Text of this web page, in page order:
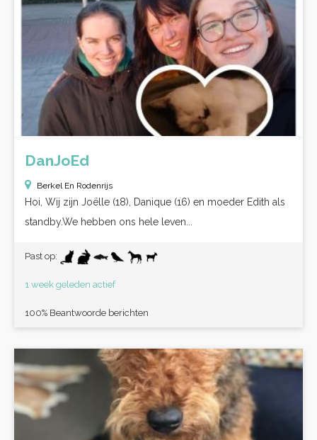
DanJoEd
Berkel En Rodenrijs
Hoi, Wij zijn Joëlle (18), Danique (16) en moeder Edith als
standby.We hebben ons hele leven...
Past op:
1 week geleden actief
100% Beantwoorde berichten